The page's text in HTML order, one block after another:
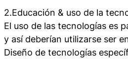
2.Educación & uso de la
El uso de las tecnologías es
y así deberían utilizarse ser
Diseño de tecnologías